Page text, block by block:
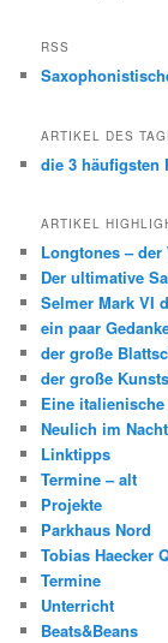
RSS
ARTIKEL DES
die 3 häufigsten
ARTIKEL
Longtones –
Der ultimative
Selmer Mark VI
ein paar
der große
der große
Eine
Neulich im
Linktipps
Termine – alt
Projekte
Parkhaus Nord
Tobias Haecker
Termine
Unterricht
Beats&Beans